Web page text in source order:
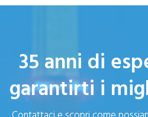
35 anni di
garantirti i